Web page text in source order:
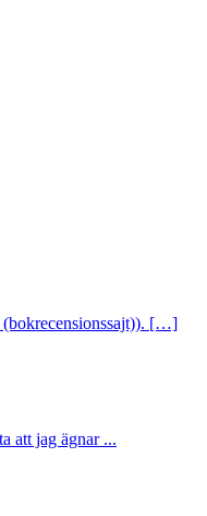
(bokrecensionssajt)). […]
att jag ägnar ...